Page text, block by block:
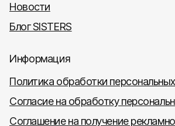
Новости
Блог SISTERS
Информация
Политика обработки
Согласие на обработку
Соглашение на получение